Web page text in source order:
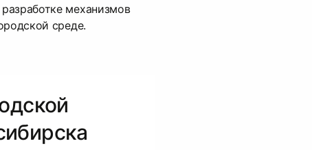
механизмов
среде.